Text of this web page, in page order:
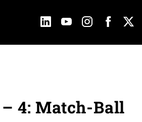
– 4: Match-Ball